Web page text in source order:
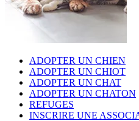
ADOPTER UN CHIEN
ADOPTER UN CHIOT
ADOPTER UN CHAT
ADOPTER UN CHATON
REFUGES
INSCRIRE UNE